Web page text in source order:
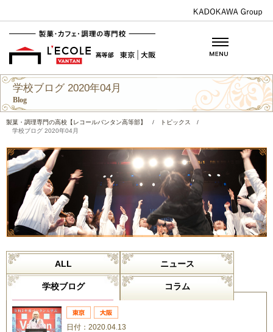
学校ブログ 2020年04月
Blog
製菓・調理専門の高校【レコールバンタン高等部】 / トピックス
/
学校ブログ 2020年04月
ALL ニュース
学校ブログ コラム
日付：2020.04.13